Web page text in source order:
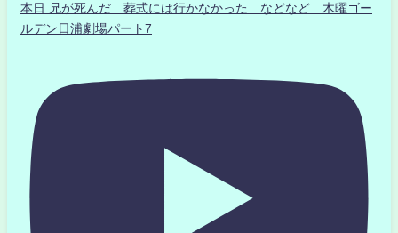
本日 兄が死んだ 葬式には行かなかった などなど 木曜ゴー
ルデン日浦劇場パート7